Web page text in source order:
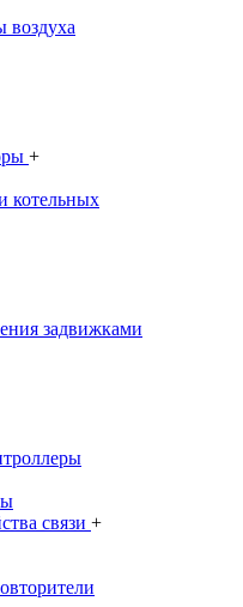
воздуха
+
котельных
задвижками
связи +